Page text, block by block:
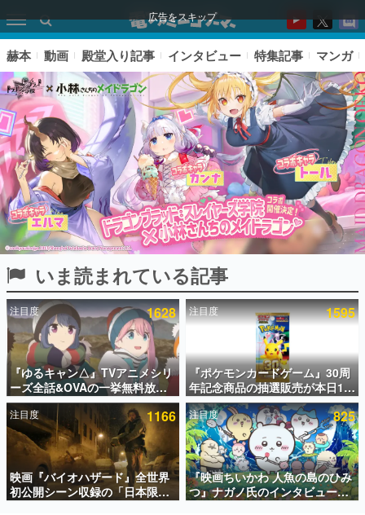
広告をスキップ
ピックアップ
電ファミのいま読まれている記事ランキング
アプリセール情報
インタビュー
連載・特集一覧
殿堂入り記事
SNS拡散数が数千以上！ ページビュー数万以上！ などな
ど。多くの人々に読まれた、電ファミ渾身の“殿堂入り”記
事をまとめました。
赫本 動画 殿堂入り記事 インタビュー 特集記事 マンガ
いま読まれている記事
注目度 1628
『ゆるキャン△』TVアニメシリ
ーズ全話&OVAの一挙無料放送
がABEMAで開催決定。8月11日
「山の日」の午前0時から実施
注目度 1595
『ポケモンカードゲーム』30周
年記念商品の抽選販売が本日12
時より開始。拡張パック「30th
CELEBRATION」のボックス
に、「プレミアムデッキセット
エーフィ・ブラッキー」
「FUTURISTIC BOX」の計3商
品
注目度 1166
映画『バイオハザード』全世界
初公開シーン収録の「日本限
定」予告映像が解禁。バイオの
注目度 825
『映画ちいかわ 人魚の島のひみ
つ』ナガノ氏のインタビューが
解禁。もしまた映画をやれるな